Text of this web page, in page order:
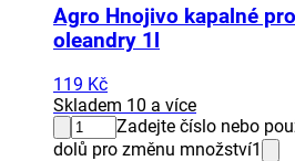
Agro Hnojivo kapalné
oleandry 1l
119 Kč
Skladem 10 a více
Zadejte číslo nebo
dolů pro změnu množství1